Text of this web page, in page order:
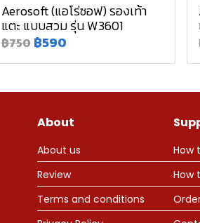
Aerosoft (แอโร่ซอฟ) รองเท้า
แตะ แบบสวม รุ่น W3601
฿750 ฿590
About
About us
Review
Terms and conditions
How
How